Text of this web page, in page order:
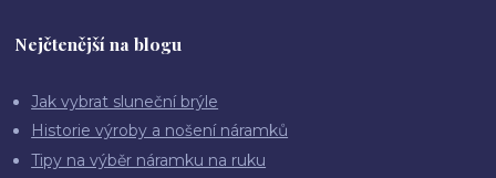
Nejčtenější na blogu
Jak vybrat sluneční brýle
Historie výroby a nošení náramků
Tipy na výběr náramku na ruku